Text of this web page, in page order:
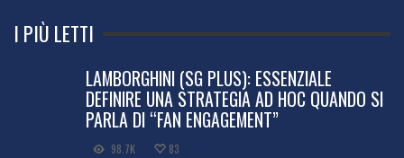
I PIÙ LETTI
LAMBORGHINI (SG PLUS): ESSENZIALE
DEFINIRE UNA STRATEGIA AD HOC QUANDO SI
PARLA DI “FAN ENGAGEMENT”
98.7K 83